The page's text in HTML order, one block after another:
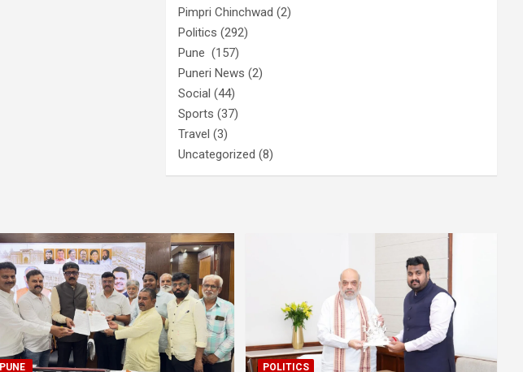
Pimpri Chinchwad (2)
Politics (292)
Pune (157)
Puneri News (2)
Social (44)
Sports (37)
Travel (3)
Uncategorized (8)
PUNE POLITICS